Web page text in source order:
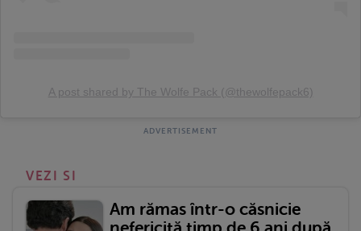
A post shared by The Wolfe Pack (@thewolfepack6)
VEZI SI
Am rămas într-o căsnicie